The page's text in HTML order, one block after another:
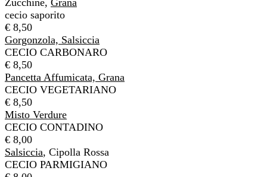
Zucchine, Grana
cecio saporito
€ 8,50
Gorgonzola, Salsiccia
CECIO CARBONARO
€ 8,50
Pancetta Affumicata, Grana
CECIO VEGETARIANO
€ 8,50
Misto Verdure
CECIO CONTADINO
€ 8,00
Salsiccia, Cipolla Rossa
CECIO PARMIGIANO